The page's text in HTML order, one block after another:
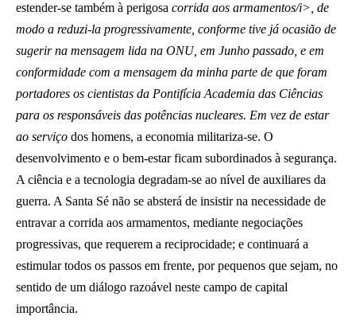
estender-se também à perigosa corrida aos armamentos/i>, de
modo a reduzi-la progressivamente, conforme tive já ocasião de
sugerir na mensagem lida na ONU, em Junho passado, e em
conformidade com a mensagem da minha parte de que foram
portadores os cientistas da Pontifícia Academia das Ciências
para os responsáveis das potências nucleares. Em vez de estar
ao serviço dos homens, a economia militariza-se. O
desenvolvimento e o bem-estar ficam subordinados à segurança.
A ciência e a tecnologia degradam-se ao nível de auxiliares da
guerra. A Santa Sé não se absterá de insistir na necessidade de
entravar a corrida aos armamentos, mediante negociações
progressivas, que requerem a reciprocidade; e continuará a
estimular todos os passos em frente, por pequenos que sejam, no
sentido de um diálogo razoável neste campo de capital
importância.